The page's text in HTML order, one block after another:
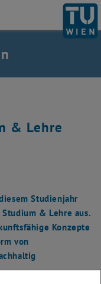
& Lehre
Studienjahr
& Lehre aus.
Konzepte
von